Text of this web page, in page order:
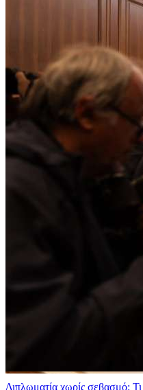
Διπλωματία χωρίς σεβασμό: Τι